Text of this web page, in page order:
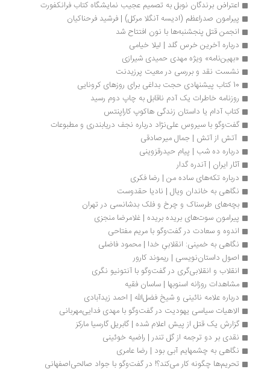
اعتراض برندگان نوبل به تصمیم عجیب نمایشگاه کتاب فرانکفورت
پیرامون صدراعظم (ادیسه آنگلا مرکل) | فرشید فرحناکیان
انجمن قتل پنجشنبه‌ها با نون افتتاح شد
درباره آخرین خرس گلد | لیلا خیامی
«بهین‌نامه» ویژه مهدی حمیدی شیرازی
نشست نقد و بررسی در معیت پرزیدنت
روزنامه خاطرات یک آدم ناقابل به چاپ دوم رسید
کتاب آدام یا داستان زندگی هاکوپ کاراپنتس
گفت‌وگو با سیروس علی‌نژاد درباره نجف دریابندری و مطبوعات
آتش از آتش | جمال میرصادقی
درباره ده شب | پیام حیدرقزوینی
آثار ایران | آندره گدار
درباره تکه‌های ساده‌ من | رضا فکری
نگاهی به خاندان ویال | نادیا حقدوست
بچه‌های طرسناک و چرخ و فلک بدشانسی در تهران
پیرامون سوت‌های بریده بریده | غلامرضا منجزی
اندوه و سعادت در گفت‌وگو با مریم مفتاحی
نگاهی به خمینی: انقلابیِ خدا | محمود فاضلی
اصول داستان‌نویسی | ریموند کارور
انقلاب و انقلابی‌گری در گفت‌وگو با آنتونیو نگری
مشاهدات روزانه اسنوبها | ساسان فقیه
درباره علامه نائینی و شیخ فضل‌الله | احمد زیدآبادی
الاهیات سیاسی یهودیت در گفت‌وگو با مهدی فدایی‌مهربانی
گزارش یک قتل از پیش اعلام شده | گابریل گارسیا مارکز
نقدی بر دو ترجمه از گل تندر | راضیه خوئینی
نگاهی به چشمهایم آبی بود | رضا عامری
تحریم‌ها چگونه کار می‌کند؟! در گفت‌وگو با جواد صالحی‌اصفهانی